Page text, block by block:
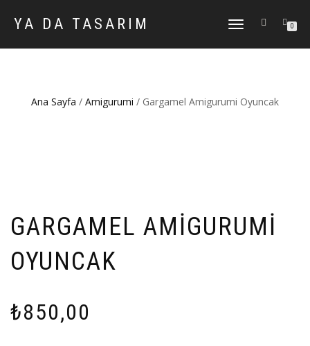
YA DA TASARIM
DOLAŞIMI
0
Ana Sayfa / Amigurumi / Gargamel Amigurumi Oyuncak
GARGAMEL AMIGURUMI
OYUNCAK
₺850,00